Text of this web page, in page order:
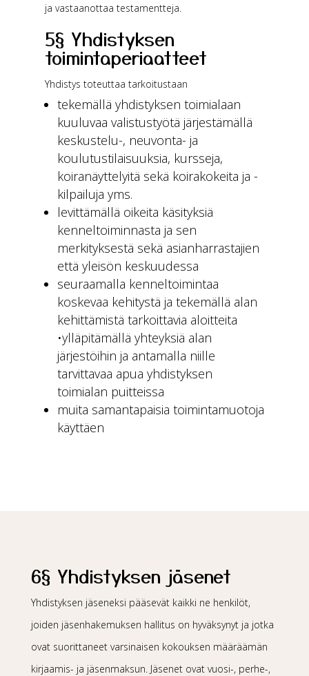
ja vastaanottaa testamentteja.
5§ Yhdistyksen
toimintaperiaatteet
Yhdistys toteuttaa tarkoitustaan
tekemällä yhdistyksen toimialaan
kuuluvaa valistustyötä järjestämällä
keskustelu-, neuvonta- ja
koulutustilaisuuksia, kursseja,
koiranäyttelyitä sekä koirakokeita ja -
kilpailuja yms.
levittämällä oikeita käsityksiä
kenneltoiminnasta ja sen
merkityksestä sekä asianharrastajien
että yleisön keskuudessa
seuraamalla kenneltoimintaa
koskevaa kehitystä ja tekemällä alan
kehittämistä tarkoittavia aloitteita
•ylläpitämällä yhteyksiä alan
järjestöihin ja antamalla niille
tarvittavaa apua yhdistyksen
toimialan puitteissa
muita samantapaisia toimintamuotoja
käyttäen
6§ Yhdistyksen jäsenet
Yhdistyksen jäseneksi pääsevät kaikki ne henkilöt,
joiden jäsenhakemuksen hallitus on hyväksynyt ja jotka
ovat suorittaneet varsinaisen kokouksen määräämän
kirjaamis- ja jäsenmaksun. Jäsenet ovat vuosi-, perhe-,